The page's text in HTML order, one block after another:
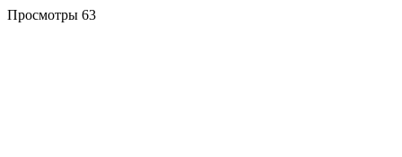
Просмотры 63